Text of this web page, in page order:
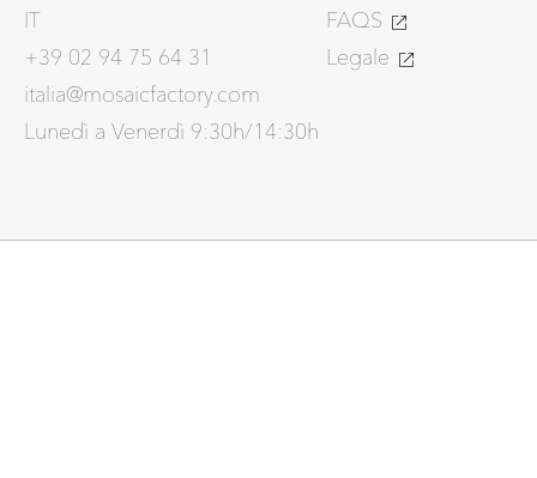
IT
+39 02 94 75 64 31
italia@mosaicfactory.com
Lunedì a Venerdì 9:30h/14:30h
FAQS
Legale